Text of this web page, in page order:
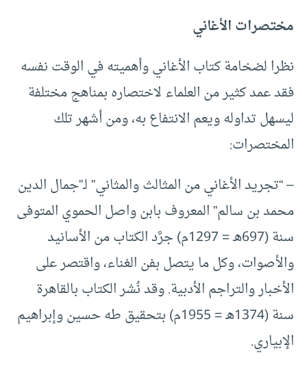
مختصرات الأغاني
نظرا لضخامة كتاب الأغاني وأهميته في الوقت نفسه
فقد عمد كثير من العلماء لاختصاره بمناهج مختلفة
ليسهل تداوله ويعم الانتفاع به، ومن أشهر تلك
المختصرات:
– “تجريد الأغاني من المثالث والمثاني” لـ”جمال الدين
محمد بن سالم” المعروف بابن واصل الحموي المتوفى
سنة (697هـ = 1297م) جرَّد الكتاب من الأسانيد
والأصوات، وكل ما يتصل بفن الغناء، واقتصر على
الأخبار والتراجم الأدبية. وقد نُشر الكتاب بالقاهرة
سنة (1374هـ = 1955م) بتحقيق طه حسين وإبراهيم
الإبياري.